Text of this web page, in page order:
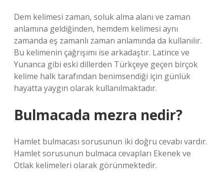
Dem kelimesi zaman, soluk alma alanı ve zaman
anlamına geldiğinden, hemdem kelimesi aynı
zamanda eş zamanlı zaman anlamında da kullanılır.
Bu kelimenin çağrışımı ise arkadaştır. Latince ve
Yunanca gibi eski dillerden Türkçeye geçen birçok
kelime halk tarafından benimsendiği için günlük
hayatta yaygın olarak kullanılmaktadır.
Bulmacada mezra nedir?
Hamlet bulmacası sorusunun iki doğru cevabı vardır.
Hamlet sorusunun bulmaca cevapları Ekenek ve
Otlak kelimeleri olarak görünmektedir.